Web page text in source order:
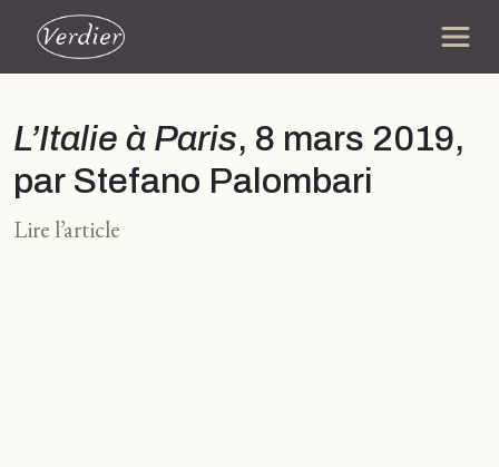
L’Italie à Paris, 8 mars 2019,
par Stefano Palombari
Lire l’article